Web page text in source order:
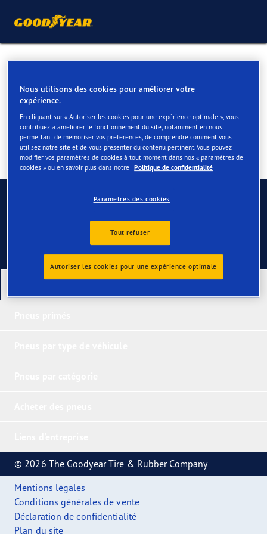
Pneus été pour votre Audi
100
© 2026 The Goodyear Tire & Rubber Company
Mentions légales
Conditions générales de vente
Déclaration de confidentialité
Plan du site
Nous utilisons des cookies pour améliorer votre
expérience.
En cliquant sur « Autoriser les cookies pour une expérience optimale », vous
contribuez à améliorer le fonctionnement du site, notamment en nous
permettant de mémoriser vos préférences, de comprendre comment vous
utilisez notre site et de vous présenter du contenu pertinent. Vous pouvez
modifier vos paramètres de cookies à tout moment dans nos « paramètres de
cookies » ou en savoir plus dans notre Politique de confidentialité
Paramètres des cookies
Tout refuser
Autoriser les cookies pour une expérience optimale